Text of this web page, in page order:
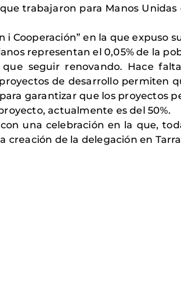
trabajaron para Manos
Cooperación” en la que expuso
representan el 0,05% de la
seguir renovando. Hace
de desarrollo permiten
garantizar que los proyectos
actualmente es del 50%.
una celebración en la que,
creación de la delegación en